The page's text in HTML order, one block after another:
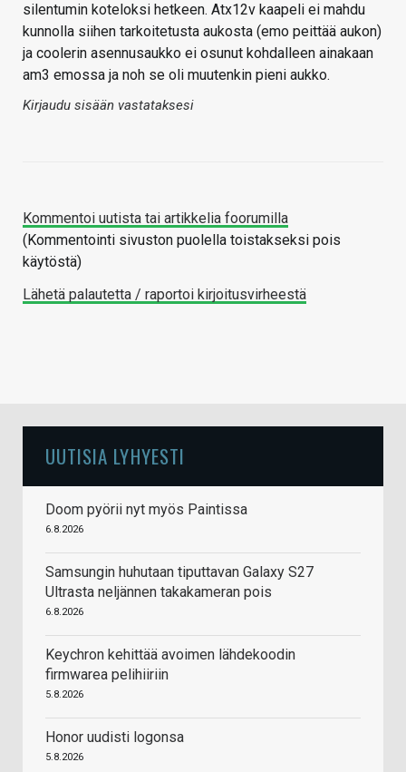
silentumin koteloksi hetkeen. Atx12v kaapeli ei mahdu
kunnolla siihen tarkoitetusta aukosta (emo peittää aukon)
ja coolerin asennusaukko ei osunut kohdalleen ainakaan
am3 emossa ja noh se oli muutenkin pieni aukko.
Kirjaudu sisään vastataksesi
Kommentoi uutista tai artikkelia foorumilla
(Kommentointi sivuston puolella toistakseksi pois
käytöstä)
Lähetä palautetta / raportoi kirjoitusvirheestä
UUTISIA LYHYESTI
Doom pyörii nyt myös Paintissa
6.8.2026
Samsungin huhutaan tiputtavan Galaxy S27
Ultrasta neljännen takakameran pois
6.8.2026
Keychron kehittää avoimen lähdekoodin
firmwarea pelihiiriin
5.8.2026
Honor uudisti logonsa
5.8.2026